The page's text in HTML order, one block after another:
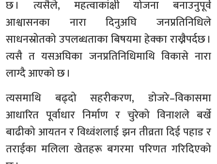
छ । त्यसैले, महत्वाकांक्षी योजना बनाउनुपूर्व
आश्वासनका नारा दिनुअघि जनप्रतिनिधिले
साधनस्रोतको उपलब्धताका बिषयमा हेक्का राख्नैपर्दछ ।
त्यसै त यसअघिका जनप्रतिनिधिमाथि विकासे नारा
लाग्दै आएको छ ।
त्यसमाथि बढ्दो सहरीकरण, डोजरे–विकासमा
आधारित पूर्वाधार निर्माण र चुरेको विनाशले बर्खे
बाढीको आयतन र विध्वंशलाई झन तीव्रता दिई पहाड र
तराईका मलिला खेतहरू बगरमा परिणत गरिदिएको